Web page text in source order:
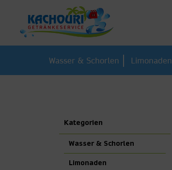
Wasser & Schorlen Limonaden
Kategorien
Wasser & Schorlen
Limonaden